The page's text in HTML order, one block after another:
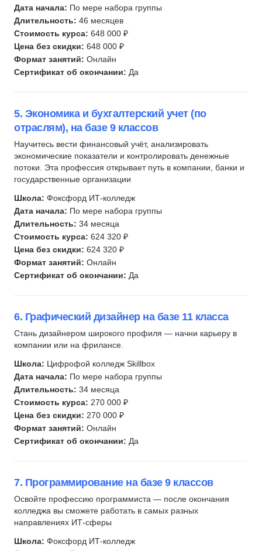
Дата начала: По мере набора группы
Длительность: 46 месяцев
Стоимость курса: 648 000 ₽
Цена без скидки: 648 000 ₽
Формат занятий: Онлайн
Сертификат об окончании: Да
5. Экономика и бухгалтерский учет (по
отраслям), на базе 9 классов
Научитесь вести финансовый учёт, анализировать
экономические показатели и контролировать денежные
потоки. Эта профессия открывает путь в компании, банки и
государственные организации
Школа: Фоксфорд ИТ-колледж
Дата начала: По мере набора группы
Длительность: 34 месяца
Стоимость курса: 624 320 ₽
Цена без скидки: 624 320 ₽
Формат занятий: Онлайн
Сертификат об окончании: Да
6. Графический дизайнер на базе 11 класса
Стань дизайнером широкого профиля — начни карьеру в
компании или на фрилансе.
Школа: Цифрофой колледж Skillbox
Дата начала: По мере набора группы
Длительность: 34 месяца
Стоимость курса: 270 000 ₽
Цена без скидки: 270 000 ₽
Формат занятий: Онлайн
Сертификат об окончании: Да
7. Программирование на базе 9 классов
Освойте профессию программиста — после окончания
колледжа вы сможете работать в самых разных
направлениях ИТ-сферы
Школа: Фоксфорд ИТ-колледж